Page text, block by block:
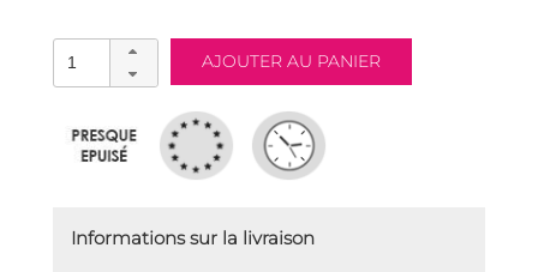
Informations sur la livraison